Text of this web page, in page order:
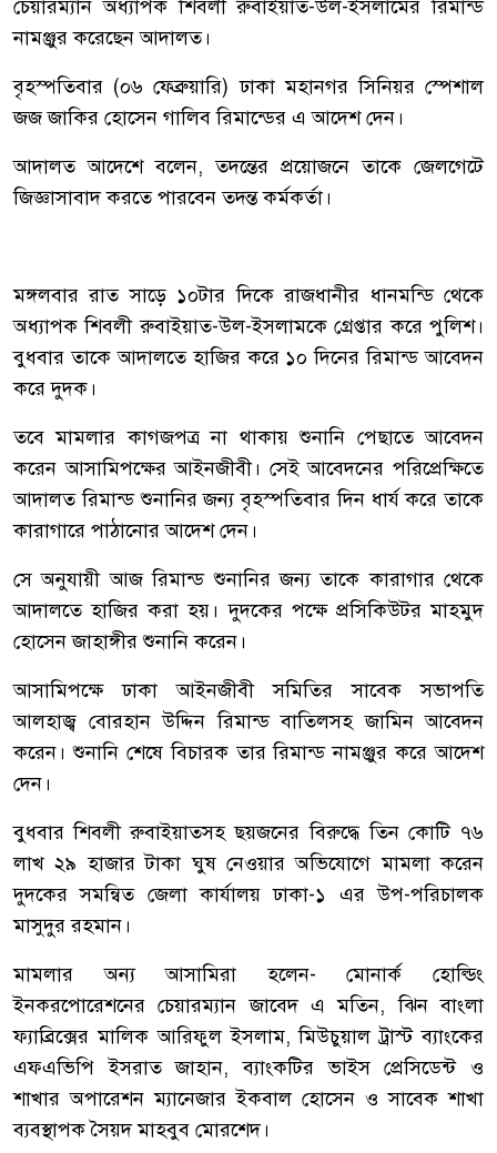
চেয়ারম্যান অধ্যাপক শিবলী রুবাইয়াত-উল-ইসলামের রিমান্ড
নামঞ্জুর করেছেন আদালত।
বৃহস্পতিবার (০৬ ফেব্রুয়ারি) ঢাকা মহানগর সিনিয়র স্পেশাল
জজ জাকির হোসেন গালিব রিমান্ডের এ আদেশ দেন।
আদালত আদেশে বলেন, তদন্তের প্রয়োজনে তাকে জেলগেটে
জিজ্ঞাসাবাদ করতে পারবেন তদন্ত কর্মকর্তা।
মঙ্গলবার রাত সাড়ে ১০টার দিকে রাজধানীর ধানমন্ডি থেকে
অধ্যাপক শিবলী রুবাইয়াত-উল-ইসলামকে গ্রেপ্তার করে পুলিশ।
বুধবার তাকে আদালতে হাজির করে ১০ দিনের রিমান্ড আবেদন
করে দুদক।
তবে মামলার কাগজপত্র না থাকায় শুনানি পেছাতে আবেদন
করেন আসামিপক্ষের আইনজীবী। সেই আবেদনের পরিপ্রেক্ষিতে
আদালত রিমান্ড শুনানির জন্য বৃহস্পতিবার দিন ধার্য করে তাকে
কারাগারে পাঠানোর আদেশ দেন।
সে অনুযায়ী আজ রিমান্ড শুনানির জন্য তাকে কারাগার থেকে
আদালতে হাজির করা হয়। দুদকের পক্ষে প্রসিকিউটর মাহমুদ
হোসেন জাহাঙ্গীর শুনানি করেন।
আসামিপক্ষে ঢাকা আইনজীবী সমিতির সাবেক সভাপতি
আলহাজ্ব বোরহান উদ্দিন রিমান্ড বাতিলসহ জামিন আবেদন
করেন। শুনানি শেষে বিচারক তার রিমান্ড নামঞ্জুর করে আদেশ
দেন।
বুধবার শিবলী রুবাইয়াতসহ ছয়জনের বিরুদ্ধে তিন কোটি ৭৬
লাখ ২৯ হাজার টাকা ঘুষ নেওয়ার অভিযোগে মামলা করেন
দুদকের সমন্বিত জেলা কার্যালয় ঢাকা-১ এর উপ-পরিচালক
মাসুদুর রহমান।
মামলার অন্য আসামিরা হলেন- মোনার্ক হোল্ডিং
ইনকরপোরেশনের চেয়ারম্যান জাবেদ এ মতিন, ঝিন বাংলা
ফ্যাব্রিক্সের মালিক আরিফুল ইসলাম, মিউচুয়াল ট্রাস্ট ব্যাংকের
এফএভিপি ইসরাত জাহান, ব্যাংকটির ভাইস প্রেসিডেন্ট ও
শাখার অপারেশন ম্যানেজার ইকবাল হোসেন ও সাবেক শাখা
ব্যবস্থাপক সৈয়দ মাহবুব মোরশেদ।